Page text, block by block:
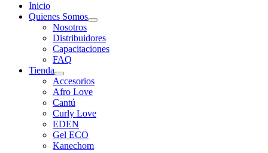
Inicio
Quienes Somos
Nosotros
Distribuidores
Capacitaciones
FAQ
Tienda
Accesorios
Afro Love
Cantú
Curly Love
EDEN
Gel ECO
Kanechom